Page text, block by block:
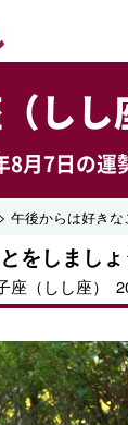
しし
8月7日の運
>午後からは好き
をしましょ
座（しし座）